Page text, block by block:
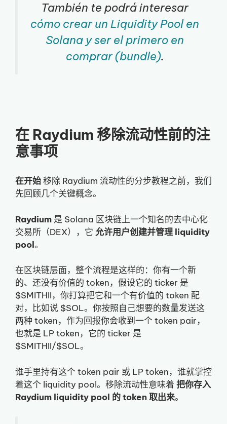
También te podrá interesar
cómo crear un Liquidity Pool en
Solana y ser el primero en
comprar (bundle).
在 Raydium 移除流动性前的注
意事项
在开始移除 Raydium 流动性的分步教程之前，我们
先回顾几个关键概念。
Raydium 是 Solana 区块链上一个知名的去中心化
交易所（DEX），它 允许用户创建并管理 liquidity
pool。
在区块链层面，整个流程是这样的：你有一个新
的、还没有价值的 token，假设它的 ticker 是
$SMITHII，你打算把它和一个有价值的 token 配
对，比如说 $SOL。你按照自己想要的数量发送这
两种 token，作为回报你会收到一个 token pair，
也就是 LP token，它的 ticker 是
$SMITHII/$SOL。
谁手里持有这个 token pair 或 LP token，谁就掌控
着这个 liquidity pool。移除流动性意味着 把你存入
Raydium liquidity pool 的 token 取出来。